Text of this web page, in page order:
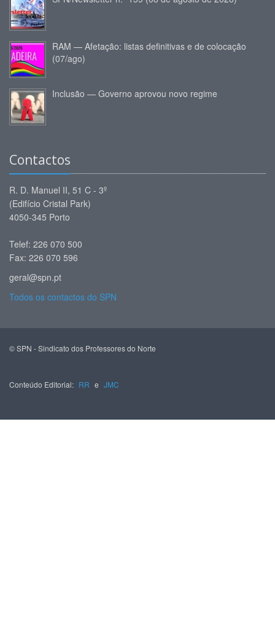
RAM — Afetação: listas definitivas e de colocação
(07/ago)
Inclusão — Governo aprovou novo regime
Contactos
R. D. Manuel II, 51 C - 3º
(Edifício Cristal Park)
4050-345 Porto
Telef: 226 070 500
Fax: 226 070 596
geral@spn.pt
Todos os contactos do SPN
© SPN - Sindicato dos Professores do Norte
Conteúdo Editorial: RR e JMC